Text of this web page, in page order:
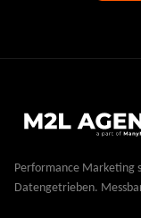
Performance Marketing
Datengetrieben.